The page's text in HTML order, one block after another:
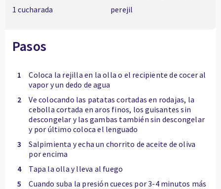
1 cucharada
perejil
Pasos
1
Coloca la rejilla en la olla o el recipiente de cocer al
vapor y un dedo de agua
2
Ve colocando las patatas cortadas en rodajas, la
cebolla cortada en aros finos, los guisantes sin
descongelar y las gambas también sin descongelar
y por último coloca el lenguado
3
Salpimienta y echa un chorrito de aceite de oliva
por encima
4
Tapa la olla y lleva al fuego
5
Cuando suba la presión cueces por 3-4 minutos más